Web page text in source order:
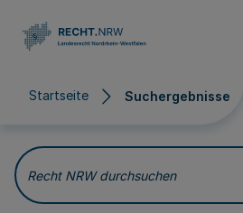
Startseite Suchergebnisse
Suchergebnisse
Recht NRW durchsuchen